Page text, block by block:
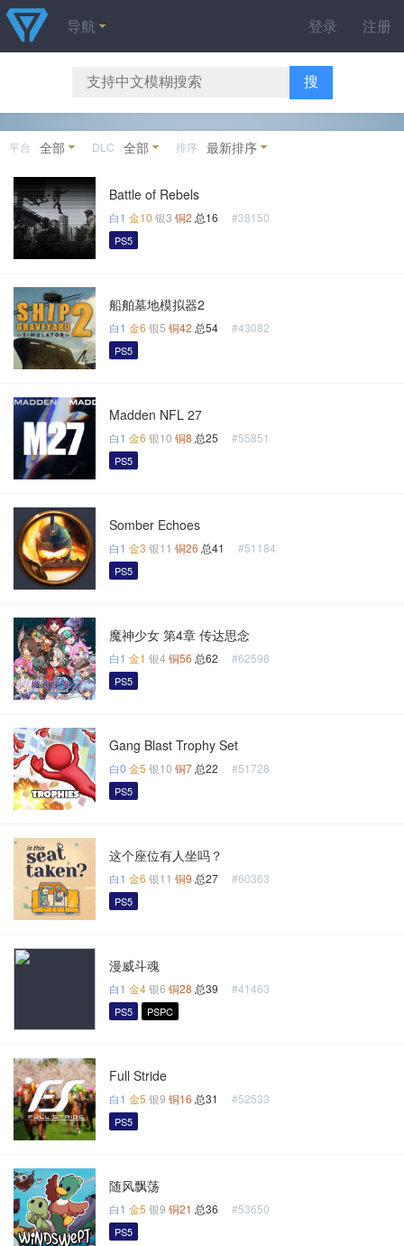
登录 注册
导航
搜
平台 全部 DLC 全部 排序 最新排序
Battle of Rebels
白1 金10 银3 铜2 总16 #38150
PS5
船舶墓地模拟器2
白1 金6 银5 铜42 总54 #43082
PS5
Madden NFL 27
白1 金6 银10 铜8 总25 #55851
PS5
Somber Echoes
白1 金3 银11 铜26 总41 #51184
PS5
魔神少女 第4章 传达思念
白1 金1 银4 铜56 总62 #62598
PS5
Gang Blast Trophy Set
白0 金5 银10 铜7 总22 #51728
PS5
这个座位有人坐吗？
白1 金6 银11 铜9 总27 #60363
PS5
漫威斗魂
白1 金4银6 铜28 总39 #41463
PS5 PSPC
Full Stride
白1 金5 银9 铜16 总31 #52533
PS5
随风飘荡
白1 金5 银9 铜21 总36 #53650
PS5